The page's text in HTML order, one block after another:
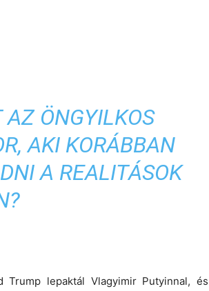
AZ ÖNGYILKOS
AKI KORÁBBAN
A REALITÁSOK
Trump lepaktál Vlagyimir Putyinnal, és